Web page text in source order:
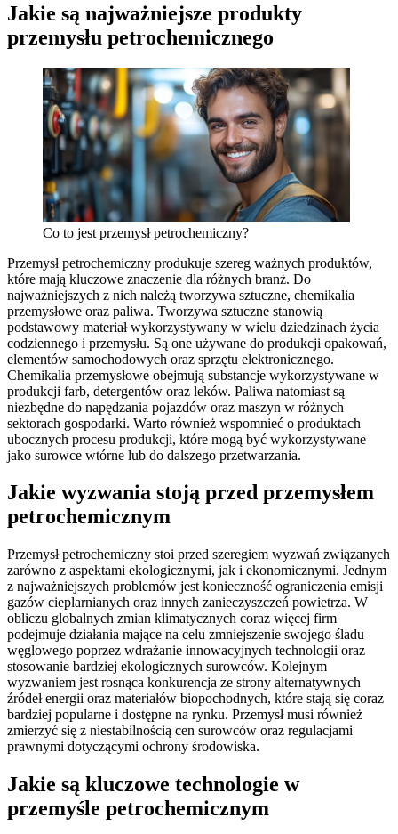
Jakie są najważniejsze produkty
przemysłu petrochemicznego
Co to jest przemysł petrochemiczny?
Przemysł petrochemiczny produkuje szereg ważnych produktów,
które mają kluczowe znaczenie dla różnych branż. Do
najważniejszych z nich należą tworzywa sztuczne, chemikalia
przemysłowe oraz paliwa. Tworzywa sztuczne stanowią
podstawowy materiał wykorzystywany w wielu dziedzinach życia
codziennego i przemysłu. Są one używane do produkcji opakowań,
elementów samochodowych oraz sprzętu elektronicznego.
Chemikalia przemysłowe obejmują substancje wykorzystywane w
produkcji farb, detergentów oraz leków. Paliwa natomiast są
niezbędne do napędzania pojazdów oraz maszyn w różnych
sektorach gospodarki. Warto również wspomnieć o produktach
ubocznych procesu produkcji, które mogą być wykorzystywane
jako surowce wtórne lub do dalszego przetwarzania.
Jakie wyzwania stoją przed przemysłem
petrochemicznym
Przemysł petrochemiczny stoi przed szeregiem wyzwań związanych
zarówno z aspektami ekologicznymi, jak i ekonomicznymi. Jednym
z najważniejszych problemów jest konieczność ograniczenia emisji
gazów cieplarnianych oraz innych zanieczyszczeń powietrza. W
obliczu globalnych zmian klimatycznych coraz więcej firm
podejmuje działania mające na celu zmniejszenie swojego śladu
węglowego poprzez wdrażanie innowacyjnych technologii oraz
stosowanie bardziej ekologicznych surowców. Kolejnym
wyzwaniem jest rosnąca konkurencja ze strony alternatywnych
źródeł energii oraz materiałów biopochodnych, które stają się coraz
bardziej popularne i dostępne na rynku. Przemysł musi również
zmierzyć się z niestabilnością cen surowców oraz regulacjami
prawnymi dotyczącymi ochrony środowiska.
Jakie są kluczowe technologie w
przemyśle petrochemicznym